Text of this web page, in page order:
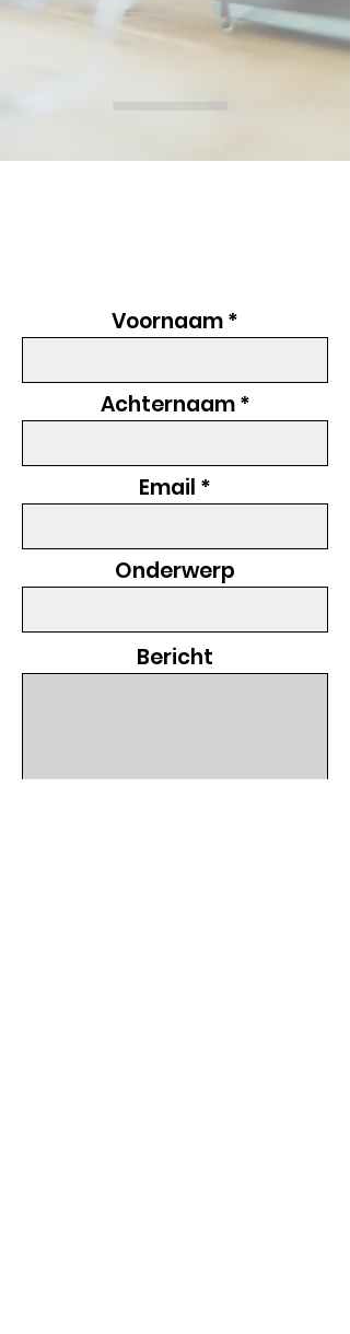
Voornaam
Achternaam
Email
Onderwerp
Bericht